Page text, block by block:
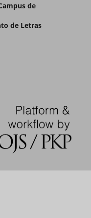
de
de Letras